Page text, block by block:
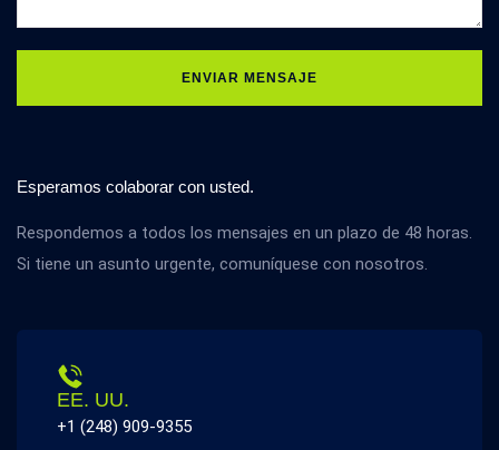
ENVIAR MENSAJE
Esperamos colaborar con usted.
Respondemos a todos los mensajes en un plazo de 48 horas.
Si tiene un asunto urgente, comuníquese con nosotros.
EE. UU.
+1 (248) 909-9355